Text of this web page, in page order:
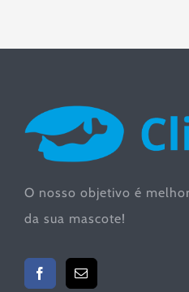
O nosso objetivo é
da sua mascote!